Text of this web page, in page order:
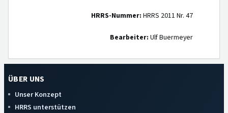
HRRS-Nummer: HRRS 2011 Nr. 47
Bearbeiter: Ulf Buermeyer
ÜBER UNS
Unser Konzept
HRRS unterstützen